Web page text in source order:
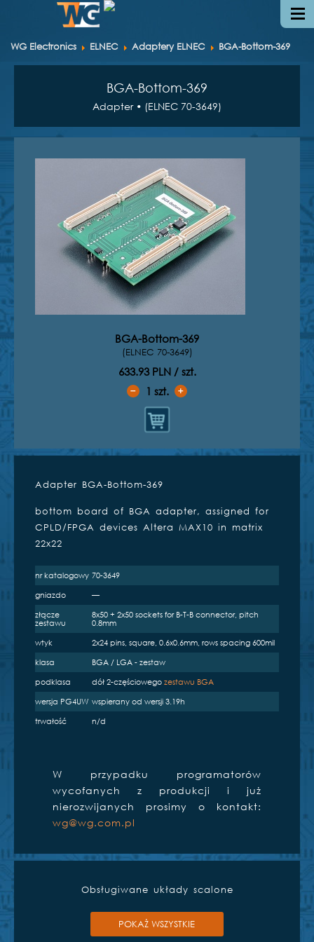
WG Electronics ELNEC Adaptery ELNEC BGA-Bottom-369
BGA-Bottom-369
Adapter • (ELNEC 70-3649)
BGA-Bottom-369
(ELNEC 70-3649)
633.93 PLN / szt.
➕
1 szt.
➖
Adapter BGA-Bottom-369
bottom board of BGA adapter, assigned for
CPLD/FPGA devices Altera MAX10 in matrix
22x22
nr katalogowy 70-3649
gniazdo
—
złącze
zestawu
8x50 + 2x50 sockets for B-T-B connector, pitch
0.8mm
wtyk
2x24 pins, square, 0.6x0.6mm, rows spacing 600mil
klasa
BGA / LGA - zestaw
podklasa
dół 2-częściowegozestawu BGA
wersja PG4UW wspierany od wersji 3.19h
trwałość
n/d
Kompatybilne programatory
inżynierskie
BeeProg2
BeeHive204
W przypadku programatorów
wycofanych z produkcji i już
nierozwijanych prosimy o kontakt:
wg@wg.com.pl
Obsługiwane układy scalone
POKAŻ WSZYSTKIE